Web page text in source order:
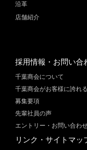
沿革
店舗紹介
採用情報・お問い合
千葉商会について
千葉商会がお客様に誇れ
募集要項
先輩社員の声
エントリー・お問い合わ
リンク・サイトマッ